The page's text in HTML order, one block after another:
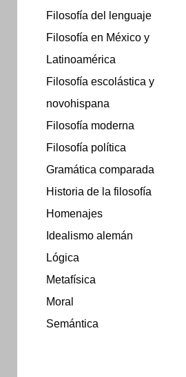
Filosofía del lenguaje
Filosofía en México y
Latinoamérica
Filosofía escolástica y
novohispana
Filosofía moderna
Filosofía política
Gramática comparada
Historia de la filosofía
Homenajes
Idealismo alemán
Lógica
Metafísica
Moral
Semántica